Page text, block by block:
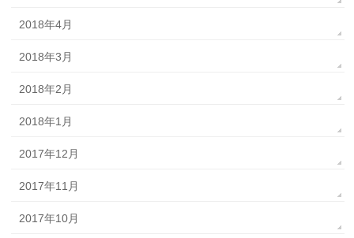
2018年4月
2018年3月
2018年2月
2018年1月
2017年12月
2017年11月
2017年10月